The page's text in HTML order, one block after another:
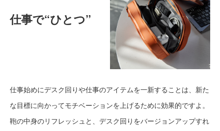
仕事で“ひとつ”
仕事始めにデスク回りや仕事のアイテムを一新することは、新た
な目標に向かってモチベーションを上げるために効果的ですよ。
鞄の中身のリフレッシュと、デスク回りをバージョンアップすれ